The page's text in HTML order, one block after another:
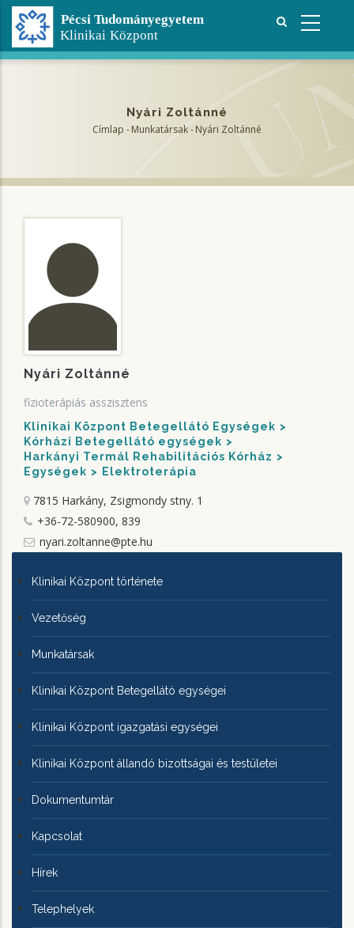
Ugrás
tartalomra
Nyári Zoltánné
Címlap -Munkatársak-Nyári Zoltánné
Nyári Zoltánné
fizioterápiás asszisztens
Klinikai Központ Betegellátó Egységek
Kórházi Betegellátó egységek
Harkányi Termál Rehabilitációs Kórház
Egységek
Elektroterápia
7815 Harkány, Zsigmondy stny. 1
+36-72-580900, 839
nyari.zoltanne@pte.hu
KLINIKAI
KÖZPONTRÓL
Klinikai Központ története
Vezetőség
Munkatársak
Klinikai Központ Betegellátó egységei
Klinikai Központ igazgatási egységei
Klinikai Központ állandó bizottságai és testületei
Dokumentumtár
Kapcsolat
Hírek
Telephelyek